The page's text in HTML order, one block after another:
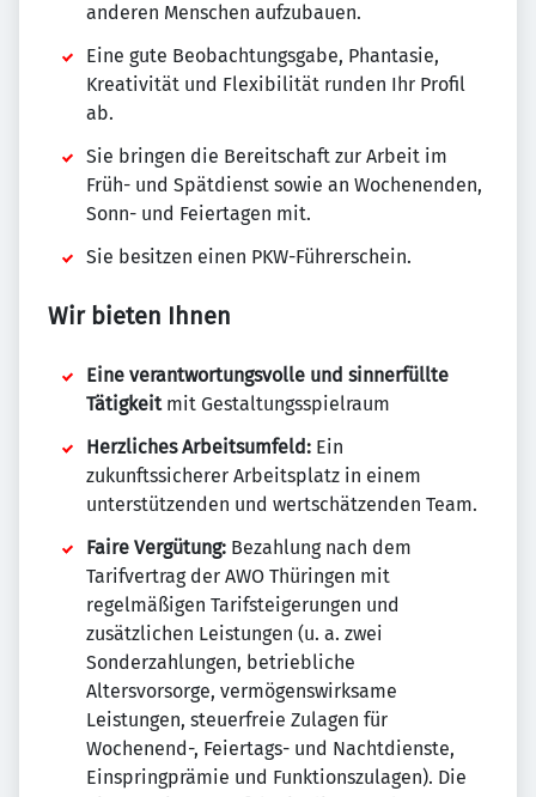
anderen Menschen aufzubauen.
Eine gute Beobachtungsgabe, Phantasie,
Kreativität und Flexibilität runden Ihr Profil
ab.
Sie bringen die Bereitschaft zur Arbeit im
Früh- und Spätdienst sowie an Wochenenden,
Sonn- und Feiertagen mit.
Sie besitzen einen PKW-Führerschein.
Wir bieten Ihnen
Eine verantwortungsvolle und sinnerfüllte
Tätigkeitmit Gestaltungsspielraum
Herzliches Arbeitsumfeld: Ein
zukunftssicherer Arbeitsplatz in einem
unterstützenden und wertschätzenden Team.
Faire Vergütung: Bezahlung nach dem
Tarifvertrag der AWO Thüringen mit
regelmäßigen Tarifsteigerungen und
zusätzlichen Leistungen (u. a. zwei
Sonderzahlungen, betriebliche
Altersvorsorge, vermögenswirksame
Leistungen, steuerfreie Zulagen für
Wochenend-, Feiertags- und Nachtdienste,
Einspringprämie und Funktionszulagen). Die